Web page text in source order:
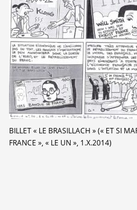
BILLET « LE BRASILLACH » (« ET SI
FRANCE », « LE UN », 1.X.2014)